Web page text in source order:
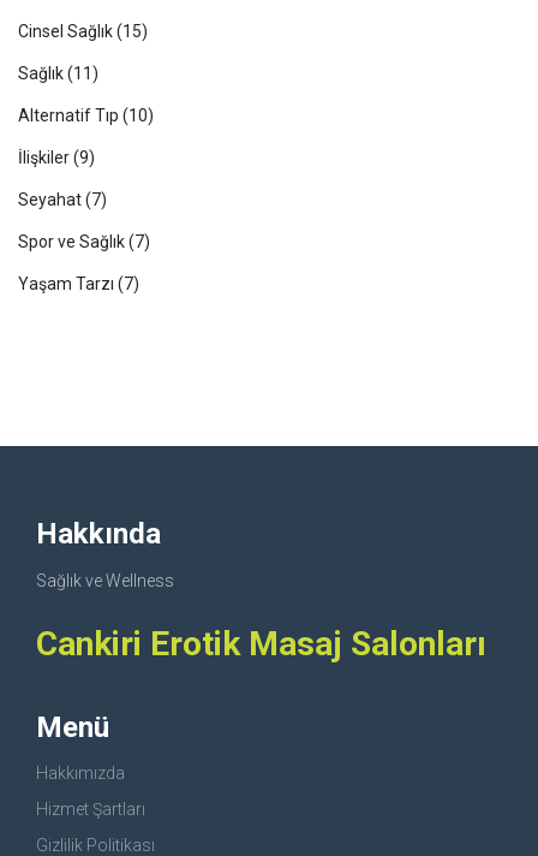
Cinsel Sağlık(15)
Sağlık(11)
Alternatif Tıp (10)
İlişkiler(9)
Seyahat(7)
Spor ve Sağlık(7)
Yaşam Tarzı (7)
Hakkında
Sağlık ve Wellness
Cankiri Erotik Masaj Salonları
Menü
Hakkımızda
Hizmet Şartları
Gizlilik Politikası